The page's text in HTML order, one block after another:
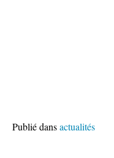
Publié dansactualités